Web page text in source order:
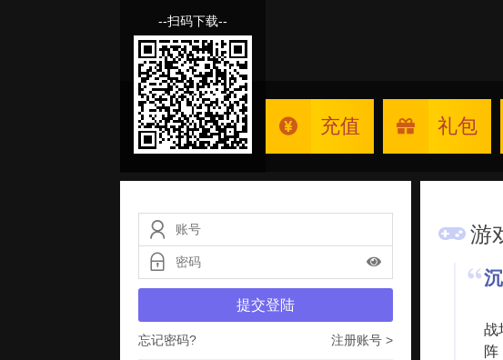
充值 礼包
--扫码下载--
提交登陆
忘记密码? 注册账号 >
游
战
阵